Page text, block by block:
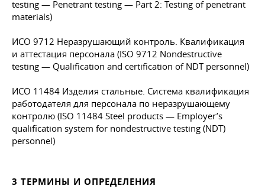
testing — Penetrant testing — Part 2: Testing of penetrant
materials)
ИСО 9712 Неразрушающий контроль. Квалификация
и аттестация персонала (ISO 9712 Nondestructive
testing — Qualification and certification of NDT personnel)
ИСО 11484 Изделия стальные. Система квалификация
работодателя для персонала по неразрушающему
контролю (ISO 11484 Steel products — Employer’s
qualification system for nondestructive testing (NDT)
personnel)
3 ТЕРМИНЫ И ОПРЕДЕЛЕНИЯ